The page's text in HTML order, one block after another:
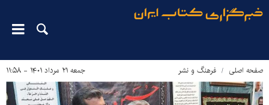
صفحه اصلی فرهنگ و نشر جمعه ۲۱ مرداد ۱۴۰۱ - ۱۱:۵۸